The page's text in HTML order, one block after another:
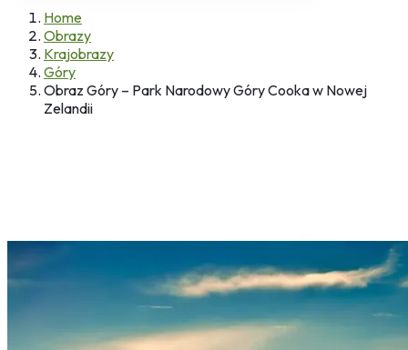
Home
Obrazy
Krajobrazy
Góry
Obraz Góry – Park Narodowy Góry Cooka w Nowej
Zelandii